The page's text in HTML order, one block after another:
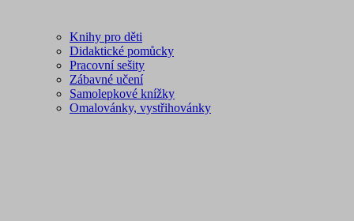
Knihy pro děti
Didaktické pomůcky
Pracovní sešity
Zábavné učení
Samolepkové knížky
Omalovánky, vystřihovánky